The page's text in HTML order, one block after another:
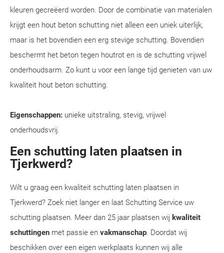
kleuren gecreëerd worden. Door de combinatie van materialen
krijgt een hout beton schutting niet alleen een uniek uiterlijk,
maar is het bovendien een erg stevige schutting. Bovendien
beschermt het beton tegen houtrot en is de schutting vrijwel
onderhoudsarm. Zo kunt u voor een lange tijd genieten van uw
kwaliteit hout beton schutting.
Eigenschappen: unieke uitstraling, stevig, vrijwel
onderhoudsvrij.
Een schutting laten plaatsen in
Tjerkwerd?
Wilt u graag een kwaliteit schutting laten plaatsen in
Tjerkwerd? Zoek niet langer en laat Schutting Service uw
schutting plaatsen. Meer dan 25 jaar plaatsen wij kwaliteit
schuttingen met passie en vakmanschap. Doordat wij
beschikken over een eigen werkplaats kunnen wij alle